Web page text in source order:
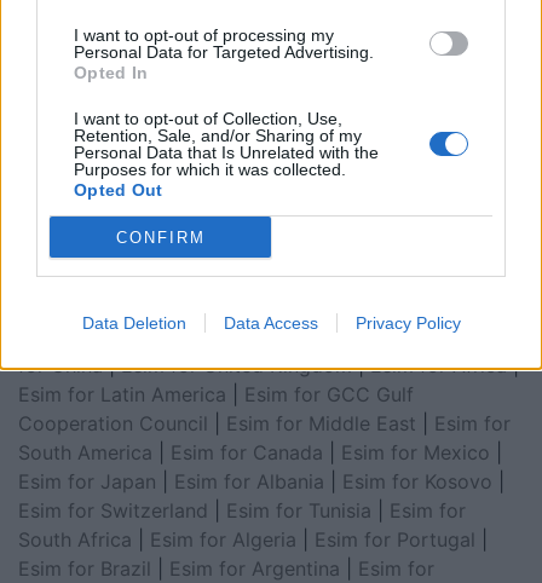
I want to opt-out of processing my
Personal Data for Targeted Advertising.
Opted In
I want to opt-out of Collection, Use,
Retention, Sale, and/or Sharing of my
Personal Data that Is Unrelated with the
Purposes for which it was collected.
Opted Out
CONFIRM
Data Deletion Data Access Privacy Policy
Esim for Global|
Esim for USA|Esim for Italy|Esim for Spain|Esim
|Esim for Germany
for Asia|Esim for World Cup 2026|Esim for Saudi
Emirates|Esim for Balkans |Esim for Morocco|
for China|Esim for United Kingdom|Esim for Africa|
Esim for Latin America
Esim for GCC Gulf
Cooperation Council
Esim for Middle East
Esim for
South America
Esim for Canada Esim for Mexico
Esim for Japan
Esim for Albania Esim for Kosovo
Esim for Switzerland
Esim for Tunisia
Esim for
South Africa
Esim for Algeria Esim for Portugal
Esim for Brazil
Esim for Argentina
Esim for